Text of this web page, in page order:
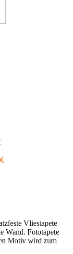
€
Vliestapete
Wand. Fototapete
Motiv wird zum